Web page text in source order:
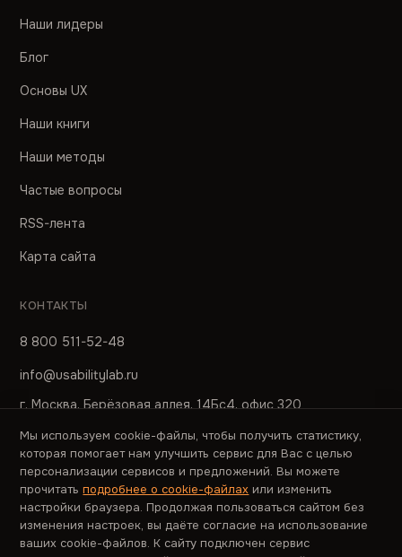
Наши лидеры
Блог
Основы UX
Наши книги
Наши методы
Частые вопросы
RSS-лента
Карта сайта
КОНТАКТЫ
8 800 511-52-48
info@usabilitylab.ru
г. Москва, Берёзовая аллея, 14Бс4, офис 320
ПРЕСС-СЛУЖБА
pr@usabilitylab.ru
Мы используем cookie-файлы, чтобы получить статистику,
которая помогает нам улучшить сервис для Вас с целью
персонализации сервисов и предложений. Вы можете
прочитатьподробнее о cookie-файлах или изменить
настройки браузера. Продолжая пользоваться сайтом без
изменения настроек, вы даёте согласие на использование
ваших cookie-файлов. К сайту подключен сервис